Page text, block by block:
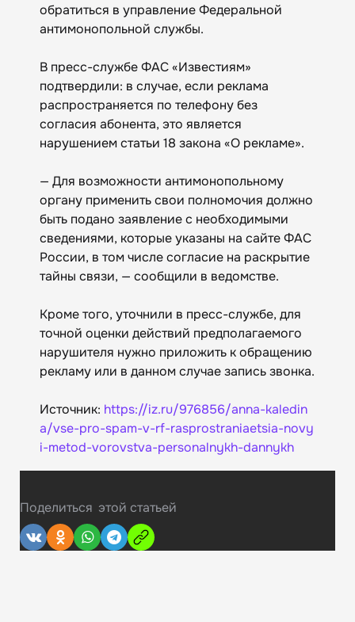
обратиться в управление Федеральной
антимонопольной службы.
В пресс-службе ФАС «Известиям»
подтвердили: в случае, если реклама
распространяется по телефону без
согласия абонента, это является
нарушением статьи 18 закона «О рекламе».
— Для возможности антимонопольному
органу применить свои полномочия должно
быть подано заявление с необходимыми
сведениями, которые указаны на сайте ФАС
России, в том числе согласие на раскрытие
тайны связи, — сообщили в ведомстве.
Кроме того, уточнили в пресс-службе, для
точной оценки действий предполагаемого
нарушителя нужно приложить к обращению
рекламу или в данном случае запись звонка.
Источник: https://iz.ru/976856/anna-kaledin
a/vse-pro-spam-v-rf-rasprostraniaetsia-novy
i-metod-vorovstva-personalnykh-dannykh
Поделиться этой статьей